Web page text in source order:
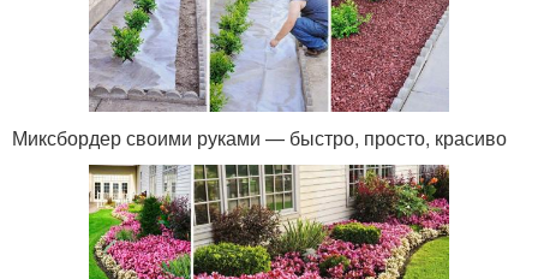
Миксбордер своими руками — быстро, просто, красиво